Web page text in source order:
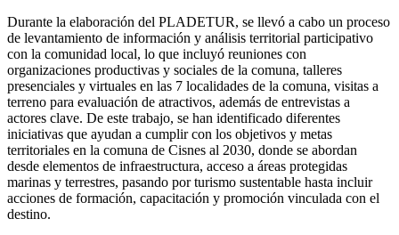
Durante la elaboración del PLADETUR, se llevó a cabo un proceso
de levantamiento de información y análisis territorial participativo
con la comunidad local, lo que incluyó reuniones con
organizaciones productivas y sociales de la comuna, talleres
presenciales y virtuales en las 7 localidades de la comuna, visitas a
terreno para evaluación de atractivos, además de entrevistas a
actores clave. De este trabajo, se han identificado diferentes
iniciativas que ayudan a cumplir con los objetivos y metas
territoriales en la comuna de Cisnes al 2030, donde se abordan
desde elementos de infraestructura, acceso a áreas protegidas
marinas y terrestres, pasando por turismo sustentable hasta incluir
acciones de formación, capacitación y promoción vinculada con el
destino.